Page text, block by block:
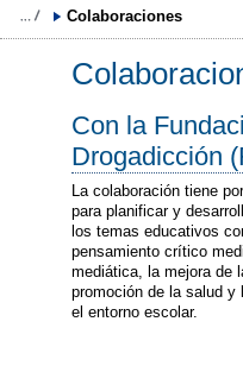
Colaboraciones
Con la
Drogadicción
La colaboración tiene
para planificar y
los temas educativos
pensamiento crítico
mediática, la mejora de
promoción de la salud y
el entorno escolar.